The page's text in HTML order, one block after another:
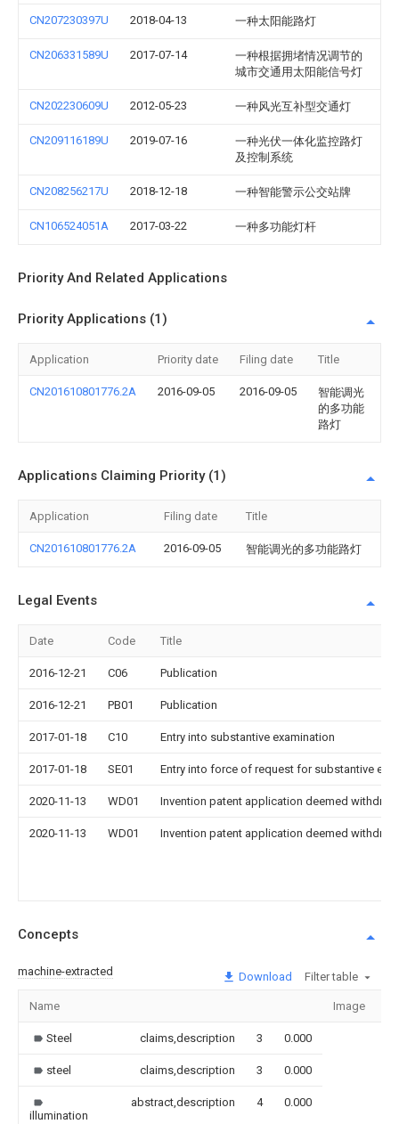
CN207230397U 2018-04-13 一种太阳能路灯
CN206331589U 2017-07-14
一种根据拥堵情况调节的
城市交通用太阳能信号灯
CN202230609U 2012-05-23 一种风光互补型交通灯
CN209116189U 2019-07-16
一种光伏一体化监控路灯
及控制系统
CN208256217U 2018-12-18 一种智能警示公交站牌
CN106524051A 2017-03-22 一种多功能灯杆
Priority And Related Applications
Priority Applications (1)
Application Priority date Filing date Title
CN201610801776.2A 2016-09-05 2016-09-05
智能调光
的多功能
路灯
Applications Claiming Priority (1)
Application Filing date Title
CN201610801776.2A 2016-09-05 智能调光的多功能路灯
Legal Events
Date Code Title
2016-12-21 C06 Publication
2016-12-21 PB01 Publication
2017-01-18 C10 Entry into substantive examination
2017-01-18 SE01 Entry into force of request for substantive
2020-11-13 WD01 Invention patent application deemed
2020-11-13 WD01 Invention patent application deemed
Concepts
machine-extracted Download Filter table
Name Image
Steel claims,description 3 0.000
steel claims,description 3 0.000
illumination
abstract,description 4 0.000